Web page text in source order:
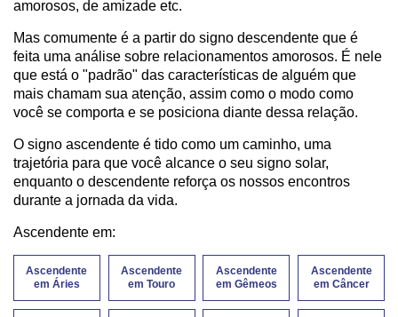
amorosos, de amizade etc.
Mas comumente é a partir do signo descendente que é
feita uma análise sobre relacionamentos amorosos. É nele
que está o "padrão" das características de alguém que
mais chamam sua atenção, assim como o modo como
você se comporta e se posiciona diante dessa relação.
O signo ascendente é tido como um caminho, uma
trajetória para que você alcance o seu signo solar,
enquanto o descendente reforça os nossos encontros
durante a jornada da vida.
Ascendente em:
Ascendente
em Áries
Ascendente
em Touro
Ascendente
em Gêmeos
Ascendente
em Câncer